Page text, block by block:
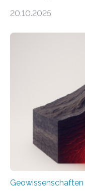
Sedimenten zu
Domänen auf
einer raffinierten
Röntgenquelle zu
diese Partikel es
könnten, winzige
Richtung als auch
wahrzunehmen.
über den Ozean
20.10.2025
Geowissenschaften